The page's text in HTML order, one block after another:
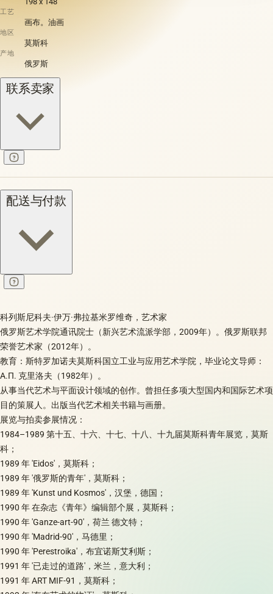
工艺
画布。油画
地区
莫斯科
产地
俄罗斯
联系卖家
配送与付款
科列斯尼科夫·伊万·弗拉基米罗维奇，艺术家
俄罗斯艺术学院通讯院士（新兴艺术流派学部，2009年）。俄罗斯联邦
荣誉艺术家（2012年）。
教育：斯特罗加诺夫莫斯科国立工业与应用艺术学院，毕业论文导师：
A.П. 克里洛夫（1982年）。
从事当代艺术与平面设计领域的创作。曾担任多项大型国内和国际艺术项
目的策展人。出版当代艺术相关书籍与画册。
展览与拍卖参展情况：
1984–1989 第十五、十六、十七、十八、十九届莫斯科青年展览，莫斯
科；
1989 年 'Eidos'，莫斯科；
1989 年 '俄罗斯的青年'，莫斯科；
1989 年 'Kunst und Kosmos'，汉堡，德国；
1990 年 在杂志《青年》编辑部个展，莫斯科；
1990 年 'Ganze-art-90'，荷兰 德文特；
1990 年 'Madrid-90'，马德里；
1990 年 'Perestroika'，布宜诺斯艾利斯；
1991 年 '已走过的道路'，米兰，意大利；
1991 年 ART MIF-91，莫斯科；